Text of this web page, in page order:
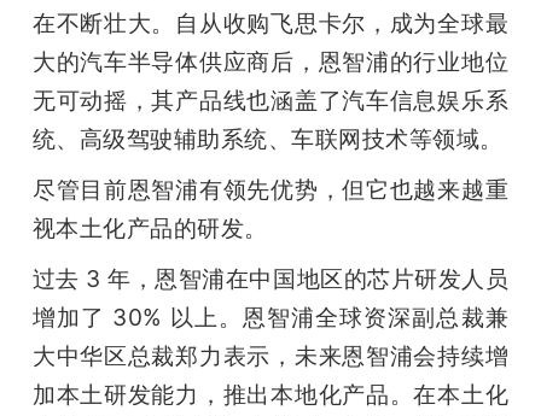
在不断壮大。自从收购飞思卡尔，成为全球最
大的汽车半导体供应商后，恩智浦的行业地位
无可动摇，其产品线也涵盖了汽车信息娱乐系
统、高级驾驶辅助系统、车联网技术等领域。
尽管目前恩智浦有领先优势，但它也越来越重
视本土化产品的研发。
过去 3 年，恩智浦在中国地区的芯片研发人员
增加了 30% 以上。恩智浦全球资深副总裁兼
大中华区总裁郑力表示，未来恩智浦会持续增
加本土研发能力，推出本地化产品。在本土化